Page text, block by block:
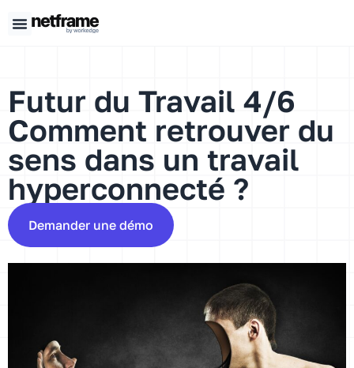
Futur du Travail 4/6
Comment retrouver du
sens dans un travail
hyperconnecté ?
Demander une démo